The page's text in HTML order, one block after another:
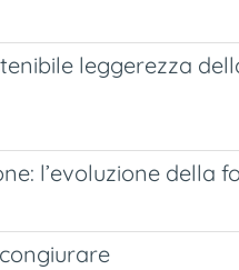
leggerezza
l’evoluzione della